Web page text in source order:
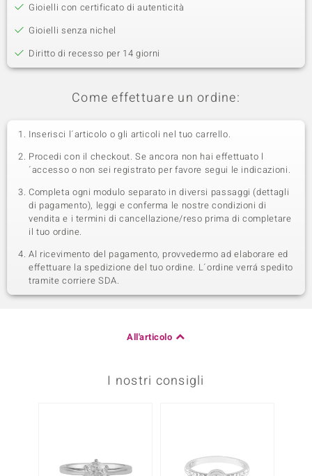
Gioielli con certificato di autenticità
Gioielli senza nichel
Diritto di recesso per 14 giorni
Come effettuare un ordine:
Inserisci l´articolo o gli articoli nel tuo carrello.
Procedi con il checkout. Se ancora non hai effettuato l
´accesso o non sei registrato per favore segui le indicazioni.
Completa ogni modulo separato in diversi passaggi (dettagli
di pagamento), leggi e conferma le nostre condizioni di
vendita e i termini di cancellazione/reso prima di completare
il tuo ordine.
Al ricevimento del pagamento, provvedermo ad elaborare ed
effettuare la spedizione del tuo ordine. L´ordine verrá spedito
tramite corriere SDA.
All'articolo
I nostri consigli